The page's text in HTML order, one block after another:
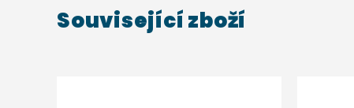
Související zboží